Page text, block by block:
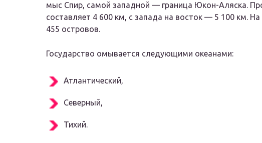
мыс Спир, самой западной — граница Юкон-Аляска.
составляет 4 600 км, с запада на восток — 5 100 км.
455 островов.
Государство омывается следующими океанами:
Атлантический,
Северный,
Тихий.